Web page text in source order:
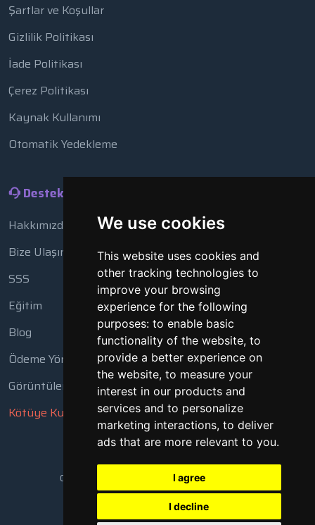
We use cookies
This website uses cookies and
other tracking technologies to
improve your browsing
experience for the following
purposes: to enable basic
functionality of the website, to
provide a better experience on
the website, to measure your
interest in our products and
services and to personalize
marketing interactions, to deliver
ads that are more relevant to you.
I agree
I decline
Şartlar ve Koşullar
Gizlilik Politikası
İade Politikası
Çerez Politikası
Kaynak Kullanımı
Otomatik Yedekleme
Destek
Hakkımızda
Bize Ulaşın
SSS
Eğitim
Blog
Ödeme Yöntemleri
Görüntüleme Aracı
Kötüye Kullanım Bildir
Copyright © 2018 - 2026 Tüm Hakları Saklıdır